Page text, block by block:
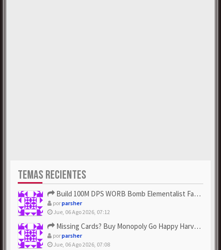
TEMAS RECIENTES
Build 100M DPS WORB Bomb Elementalist Fast - Grab POE Curren...
porparsher
Jue, 06 Ago 2026, 07:12
Missing Cards? Buy Monopoly Go Happy Harvest with Looney Tun...
porparsher
Jue, 06 Ago 2026, 07:08